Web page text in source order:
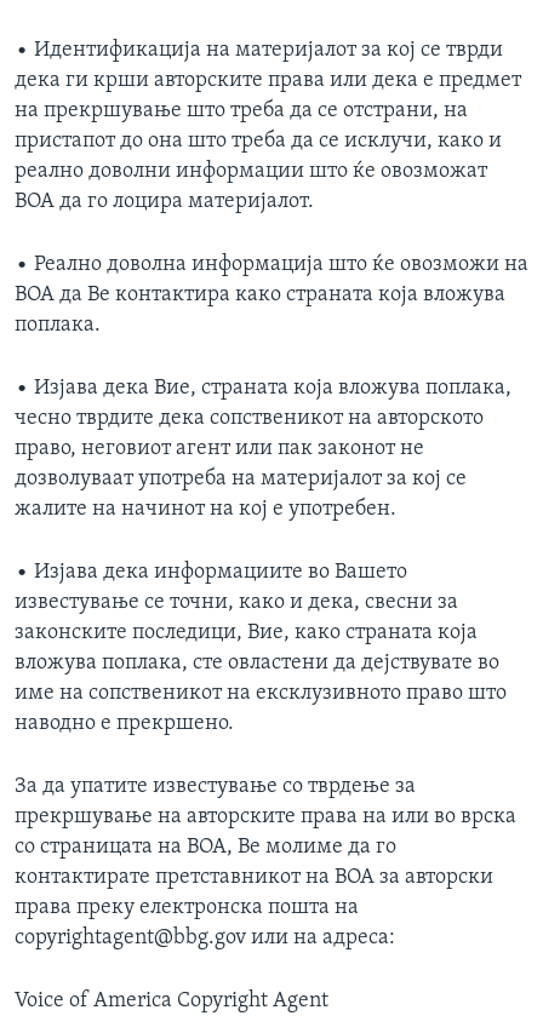
• Идентификација на материјалот за кој се тврди
дека ги крши авторските права или дека е предмет
на прекршување што треба да се отстрани, на
пристапот до она што треба да се исклучи, како и
реално доволни информации што ќе овозможат
ВОА да го лоцира материјалот.
• Реално доволна информација што ќе овозможи на
ВОА да Ве контактира како страната која вложува
поплака.
• Изјава дека Вие, страната која вложува поплака,
чесно тврдите дека сопственикот на авторското
право, неговиот агент или пак законот не
дозволуваат употреба на материјалот за кој се
жалите на начинот на кој е употребен.
• Изјава дека информациите во Вашето
известување се точни, како и дека, свесни за
законските последици, Вие, како страната која
вложува поплака, сте овластени да дејствувате во
име на сопственикот на ексклузивното право што
наводно е прекршено.
За да упатите известување со тврдење за
прекршување на авторските права на или во врска
со страницата на ВОА, Ве молиме да го
контактирате претставникот на ВОА за авторски
права преку електронска пошта на
copyrightagent@bbg.gov или на адреса:
Voice of America Copyright Agent